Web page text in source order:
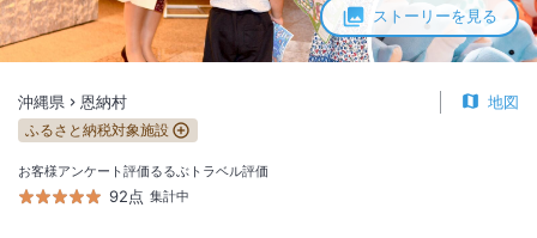
ストーリーを見る
沖縄県 恩納村 地図
ふるさと納税対象施設
お客様アンケート評価
92点
るるぶトラベル評価
集計中